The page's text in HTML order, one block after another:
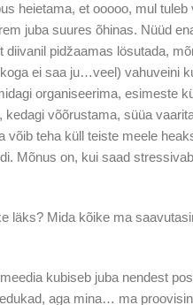
heietama, et ooooo, mul tuleb
juba suures õhinas. Nüüd
diivanil pidžaamas lösutada,
ei saa ju…veel) vahuveini
organiseerima, esimeste
kedagi võõrustama, süüa
võib teha küll teiste meele
Mõnus on, kui saad
läks? Mida kõike ma
kubiseb juba nendest
aga mina… ma